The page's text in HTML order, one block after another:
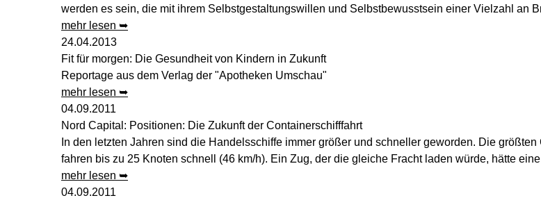
werden es sein, die mit ihrem Selbstgestaltungswillen und Selbstbewusstsein einer Vielzahl an
mehr lesen ➥
24.04.2013
Fit für morgen: Die Gesundheit von Kindern in Zukunft
Reportage aus dem Verlag der "Apotheken Umschau"
mehr lesen ➥
04.09.2011
Nord Capital: Positionen: Die Zukunft der Containerschifffahrt
In den letzten Jahren sind die Handelsschiffe immer größer und schneller geworden. Die
fahren bis zu 25 Knoten schnell (46 km/h). Ein Zug, der die gleiche Fracht laden würde, hätte
mehr lesen ➥
04.09.2011